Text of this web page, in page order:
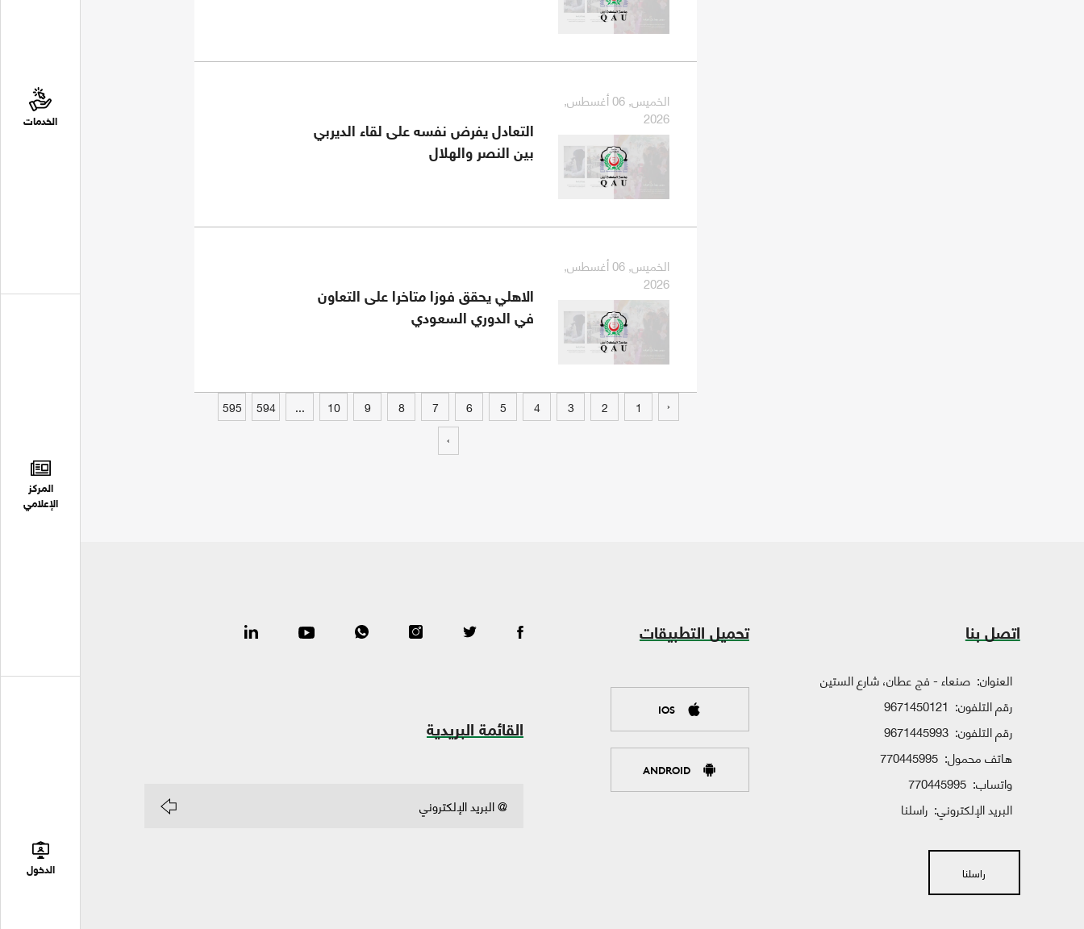
الخدمات
المركز
الإعلامي
الدخول
الخميس, 06 أغسطس,
2026
التعادل يفرض نفسه على لقاء الديربي
بين النصر والهلال
الخميس, 06 أغسطس,
2026
الاهلي يحقق فوزا متاخرا على التعاون
في الدوري السعودي
‹
1
2
3
4
5
6
7
8
9
10
...
594
595
›
اتصل بنا
العنوان: صنعاء - فج عطان، شارع الستين
رقم التلفون: 9671450121
رقم التلفون: 9671445993
هاتف محمول: 770445995
واتساب: 770445995
البريد الإلكتروني: راسلنا
راسلنا
تحميل التطبيقات
IOS
ANDROID
القائمة البريدية